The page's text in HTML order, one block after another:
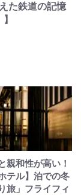
た鉄道の記憶
親和性が高い！
テル】泊での冬
旅」フライフィ